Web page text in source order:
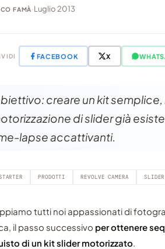
FAMÀ·Luglio 2013
FACEBOOK X
creare un kit
di slider già
lapse accattivanti.
PRODOTTI REVOLVE CAMERA
tutti noi appassionati di
il passo successivo per ottenere
di un kit slider motorizzato.